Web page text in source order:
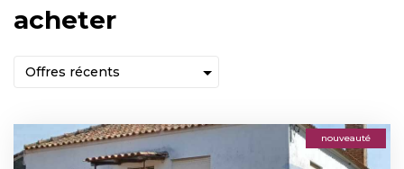
acheter
nouveauté